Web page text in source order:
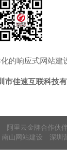
的响应式网站建
市佳速互联科技
阿里云金牌合作伙
南山网站建设 深圳